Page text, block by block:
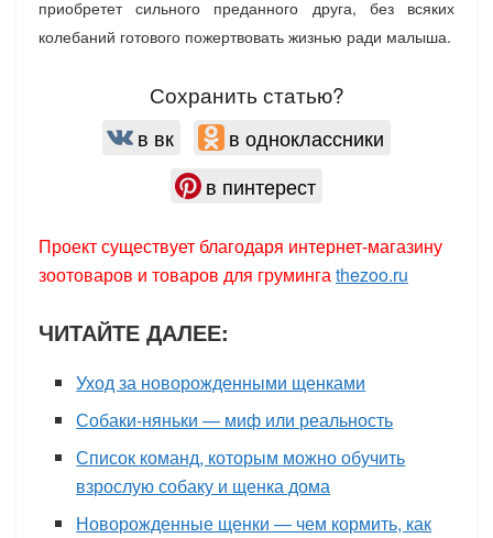
приобретет сильного преданного друга, без всяких
колебаний готового пожертвовать жизнью ради малыша.
Сохранить статью?
в вк
в одноклассники
в пинтерест
Проект существует благодаря интернет-магазину
зоотоваров и товаров для грумингаthezoo.ru
ЧИТАЙТЕ ДАЛЕЕ:
Уход за новорожденными щенками
Собаки-няньки — миф или реальность
Список команд, которым можно обучить
взрослую собаку и щенка дома
Новорожденные щенки — чем кормить, как